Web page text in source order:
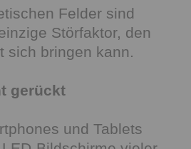
Felder sind
Störfaktor, den
sich bringen kann.
gerückt
und Tablets